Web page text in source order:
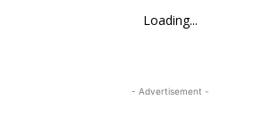
Loading...
- Advertisement -